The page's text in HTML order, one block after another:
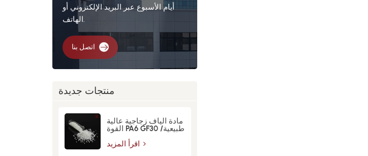
أيام الأسبوع عبر البريد الإلكتروني أو
الهاتف.
اتصل بنا
منتجات جديدة
مادة ألياف زجاجية عالية
القوة PA6 GF30 طبيعية/
سوداء